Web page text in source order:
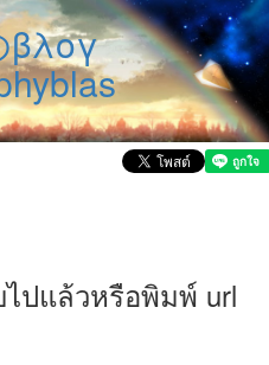
ปแล้วหรือพิมพ์ url